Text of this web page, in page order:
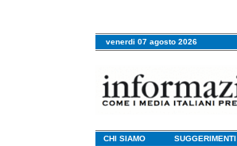
venerdi 07 agosto 2026
CHI SIAMO SUGGERIMENTI